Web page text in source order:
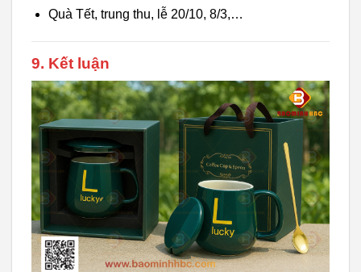
Quà Tết, trung thu, lễ 20/10, 8/3,…
9. Kết luận